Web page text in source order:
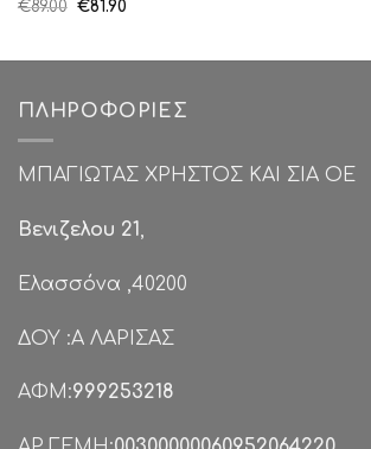
€89.00 Original
€81.90Η
ΠΛΗΡΟΦΟΡΊΕΣ
ΜΠΑΓΙΩΤΑΣ ΧΡΗΣΤΟΣ ΚΑΙ ΣΙΑ ΟΕ
Βενιζελου 21,
Ελασσόνα ,40200
ΔΟΥ :Α ΛΑΡΙΣΑΣ
ΑΦΜ:999253218